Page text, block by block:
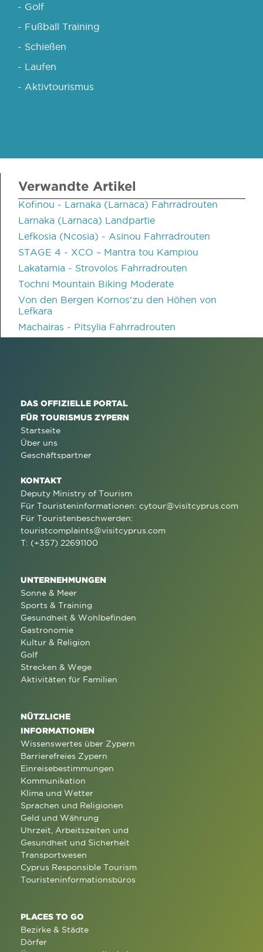
- Golf
- Fußball Training
- Schießen
- Laufen
- Aktivtourismus
Verwandte Artikel
Kofinou - Larnaka (Larnaca) Fahrradrouten
Larnaka (Larnaca) Landpartie
Lefkosia (Ncosia) - Asinou Fahrradrouten
STAGE 4 - XCO – Mantra tou Kampiou
Lakatamia - Strovolos Fahrradrouten
Tochni Mountain Biking Moderate
Von den Bergen Kornos'zu den Höhen von
Lefkara
Machairas - Pitsylia Fahrradrouten
DAS OFFIZIELLE PORTAL
FÜR TOURISMUS ZYPERN
Startseite
Über uns
Geschäftspartner
KONTAKT
Deputy Ministry of Tourism
Für Touristeninformationen: cytour@visitcyprus.com
Für Touristenbeschwerden:
touristcomplaints@visitcyprus.com
T: (+357) 22691100
UNTERNEHMUNGEN
Sonne & Meer
Sports & Training
Gesundheit & Wohlbefinden
Gastronomie
Kultur & Religion
Golf
Strecken & Wege
Aktivitäten für Familien
NÜTZLICHE
INFORMATIONEN
Wissenswertes über Zypern
Barrierefreies Zypern
Einreisebestimmungen
Kommunikation
Klima und Wetter
Sprachen und Religionen
Geld und Währung
Uhrzeit, Arbeitszeiten und
Gesundheit und Sicherheit
Transportwesen
Cyprus Responsible Tourism
Touristeninformationsbüros
PLACES TO GO
Bezirke & Städte
Dörfer